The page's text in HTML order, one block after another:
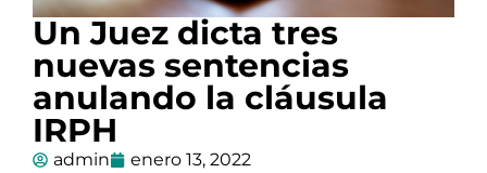
Un Juez dicta tres
nuevas sentencias
anulando la cláusula
IRPH
admin
enero 13, 2022